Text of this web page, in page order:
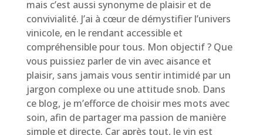
mais c’est aussi synonyme de plaisir et de
convivialité. J’ai à cœur de démystifier l’univers
vinicole, en le rendant accessible et
compréhensible pour tous. Mon objectif ? Que
vous puissiez parler de vin avec aisance et
plaisir, sans jamais vous sentir intimidé par un
jargon complexe ou une attitude snob. Dans
ce blog, je m’efforce de choisir mes mots avec
soin, afin de partager ma passion de manière
simple et directe. Car après tout, le vin est